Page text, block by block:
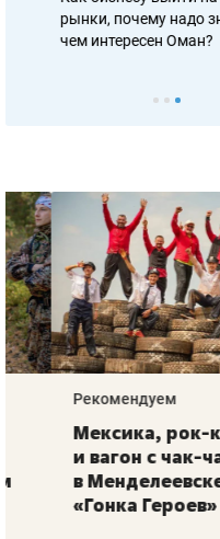
рынки, почему надо
чем интересен Оман?
Рекомендуем
Мексика, рок-
и вагон с чак-
в Менделеевске
«Гонка Героев»